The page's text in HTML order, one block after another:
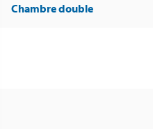
Chambre double